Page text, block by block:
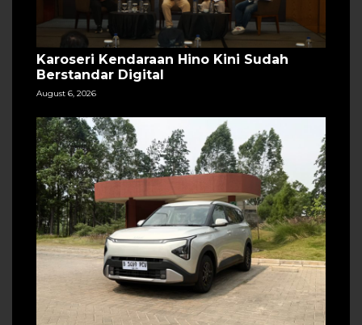
Karoseri Kendaraan Hino Kini Sudah
Berstandar Digital
August 6, 2026